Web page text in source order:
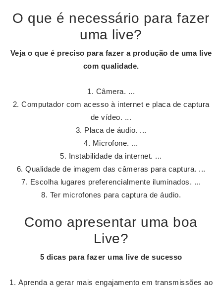
O que é necessário para fazer
uma live?
Veja o que é preciso para fazer a produção de uma live
com qualidade.
Câmera. ...
Computador com acesso à internet e placa de captura
de vídeo. ...
Placa de áudio. ...
Microfone. ...
Instabilidade da internet. ...
Qualidade de imagem das câmeras para captura. ...
Escolha lugares preferencialmente iluminados. ...
Ter microfones para captura de áudio.
Como apresentar uma boa
Live?
5 dicas para fazer uma live de sucesso
Aprenda a gerar mais engajamento em transmissões ao